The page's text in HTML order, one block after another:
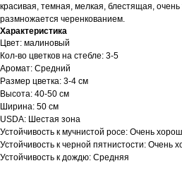
красивая, темная, мелкая, блестящая, очень
размножается черенкованием.
Характеристика
Цвет: малиновый
Кол-во цветков на стебле: 3-5
Аромат: Средний
Размер цветка: 3-4 см
Высота: 40-50 см
Ширина: 50 см
USDA: Шестая зона
Устойчивость к мучнистой росе: Очень
Устойчивость к черной пятнистости: Очень
Устойчивость к дождю: Средняя